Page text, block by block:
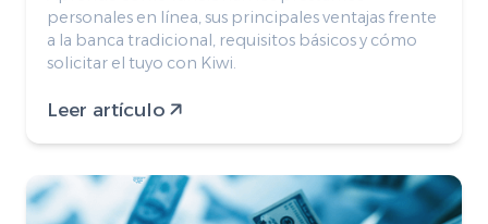
personales en línea, sus principales ventajas frente
a la banca tradicional, requisitos básicos y cómo
solicitar el tuyo con Kiwi.
Leer artículo